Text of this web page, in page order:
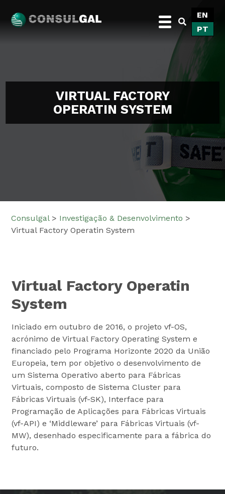
content
EN
PT
VIRTUAL FACTORY
OPERATIN SYSTEM
Consulgal > Investigação & Desenvolvimento >
Virtual Factory Operatin System
Virtual Factory Operatin
System
Iniciado em outubro de 2016, o projeto vf-OS,
acrónimo de Virtual Factory Operating System e
financiado pelo Programa Horizonte 2020 da União
Europeia, tem por objetivo o desenvolvimento de
um Sistema Operativo aberto para Fábricas
Virtuais, composto de Sistema Cluster para
Fábricas Virtuais (vf-SK), Interface para
Programação de Aplicações para Fábricas Virtuais
(vf-API) e ‘Middleware’ para Fábricas Virtuais (vf-
MW), desenhado especificamente para a fábrica do
futuro.